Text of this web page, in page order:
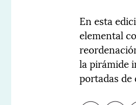
En esta
elemental
la pirámide
portadas